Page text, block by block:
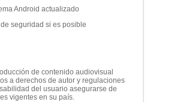
Android actualizado
seguridad si es posible
de contenido audiovisual
a derechos de autor y regulaciones
del usuario asegurarse de
vigentes en su país.